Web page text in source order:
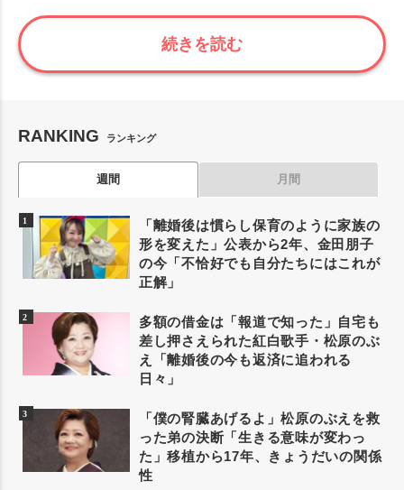
Mute
続きを読む
RANKING ランキング
週間 月間
「離婚後は慣らし保育のように家族の
形を変えた」公表から2年、金田朋子
の今「不恰好でも自分たちにはこれが
正解」
多額の借金は「報道で知った」自宅も
差し押さえられた紅白歌手・松原のぶ
え「離婚後の今も返済に追われる
日々」
「僕の腎臓あげるよ」松原のぶえを救
った弟の決断「生きる意味が変わっ
た」移植から17年、きょうだいの関係
性